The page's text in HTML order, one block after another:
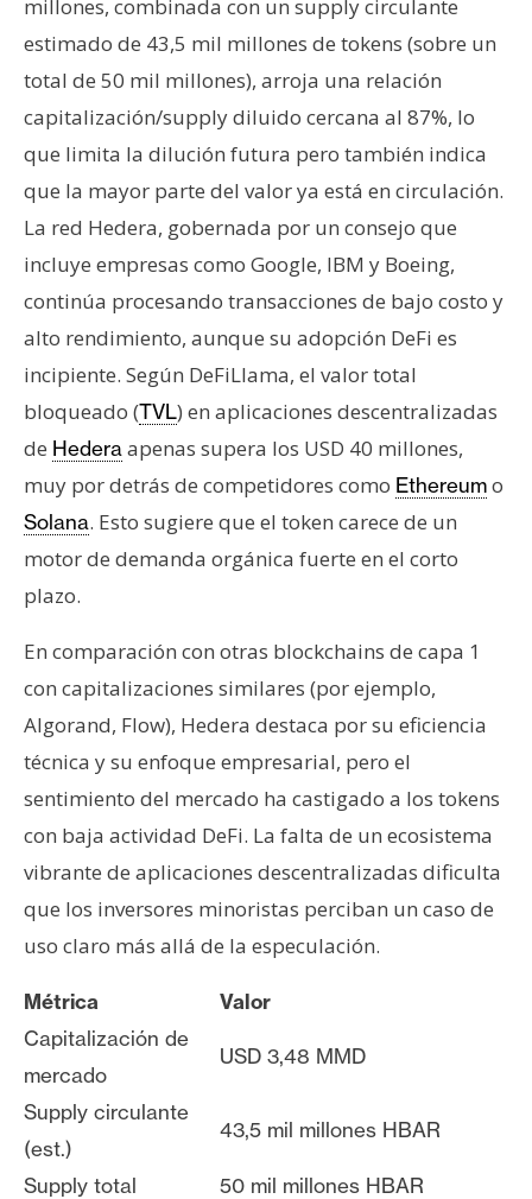
millones, combinada con un supply circulante
estimado de 43,5 mil millones de tokens (sobre un
total de 50 mil millones), arroja una relación
capitalización/supply diluido cercana al 87%, lo
que limita la dilución futura pero también indica
que la mayor parte del valor ya está en circulación.
La red Hedera, gobernada por un consejo que
incluye empresas como Google, IBM y Boeing,
continúa procesando transacciones de bajo costo y
alto rendimiento, aunque su adopción DeFi es
incipiente. Según DeFiLlama, el valor total
bloqueado (TVL) en aplicaciones descentralizadas
de Hedera apenas supera los USD 40 millones,
muy por detrás de competidores como Ethereumo
Solana. Esto sugiere que el token carece de un
motor de demanda orgánica fuerte en el corto
plazo.
En comparación con otras blockchains de capa 1
con capitalizaciones similares (por ejemplo,
Algorand, Flow), Hedera destaca por su eficiencia
técnica y su enfoque empresarial, pero el
sentimiento del mercado ha castigado a los tokens
con baja actividad DeFi. La falta de un ecosistema
vibrante de aplicaciones descentralizadas dificulta
que los inversores minoristas perciban un caso de
uso claro más allá de la especulación.
Métrica
Valor
Capitalización de
mercado
USD 3,48 MMD
Supply circulante
(est.)
43,5 mil millones HBAR
Supply total 50 mil millones HBAR